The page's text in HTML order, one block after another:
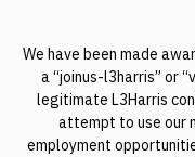
We have been made
a “joinus-l3harris” or
legitimate L3Harris
attempt to use our
employment